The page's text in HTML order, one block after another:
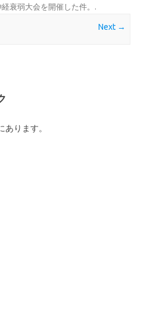
衰弱大会を開催した件。 .
Next →
ります。